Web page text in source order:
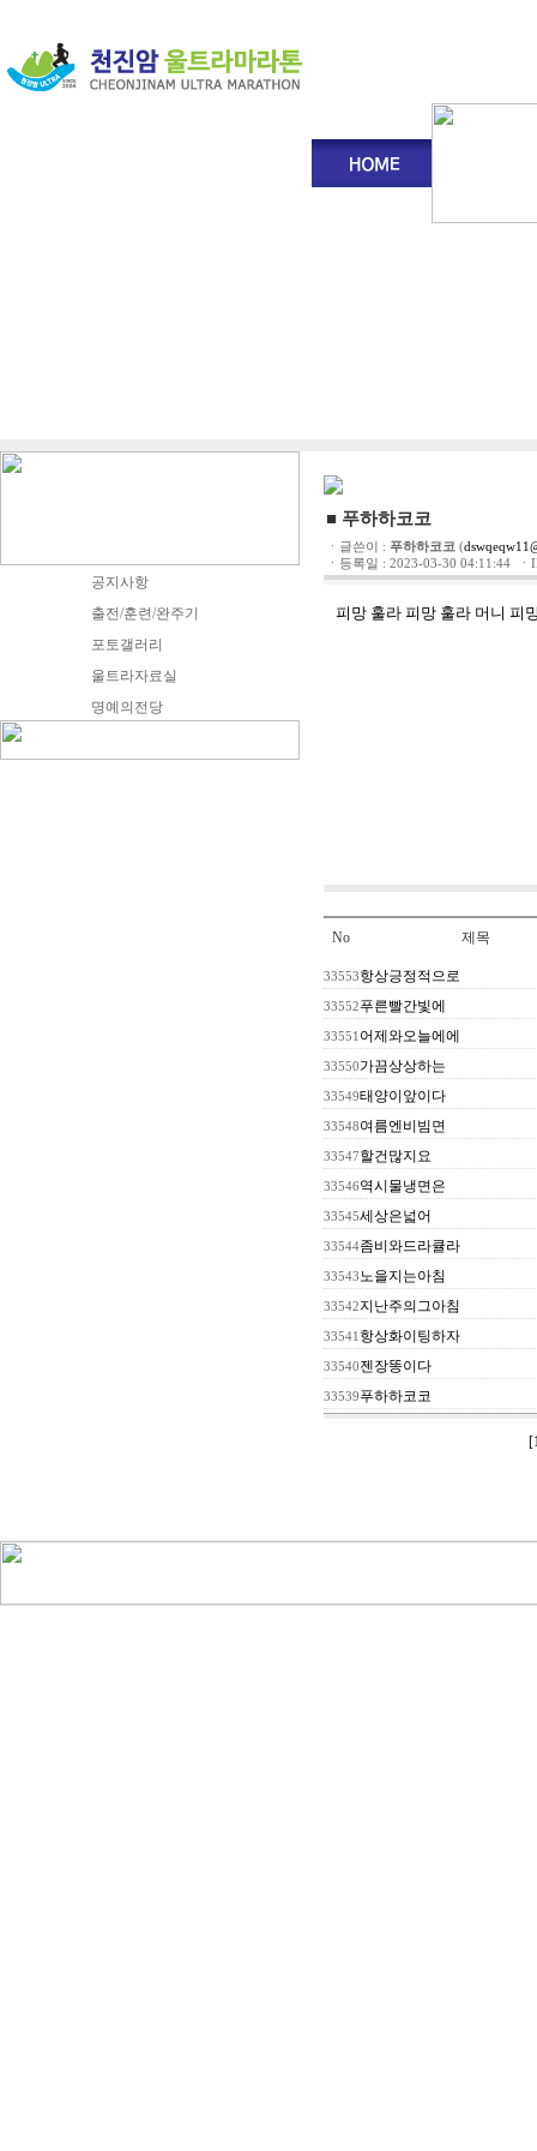
공지사항
출전/훈련/완주기
포토갤러리
울트라자료실
명예의전당
■ 푸하하코코
ㆍ글쓴이 : 푸하하코코 (
ㆍ등록일 : 2023-03-30 04:11:44 ㆍ
피망 훌라 피망 훌라 머니 피
No 제목
33553항상긍정적으로
33552푸른빨간빛에
33551 어제와오늘에에
33550가끔상상하는
33549태양이앞이다
33548여름엔비빔면
33547할건많지요
33546역시물냉면은
33545세상은넓어
33544좀비와드라큘라
33543노을지는아침
33542지난주의그아침
33541 항상화이팅하자
33540젠장똥이다
33539푸하하코코